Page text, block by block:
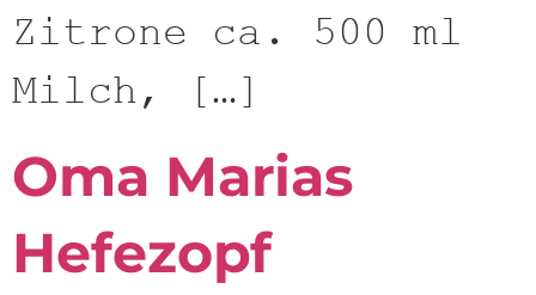
Zitrone ca. 500 ml
Milch, […]
Oma Marias
Hefezopf